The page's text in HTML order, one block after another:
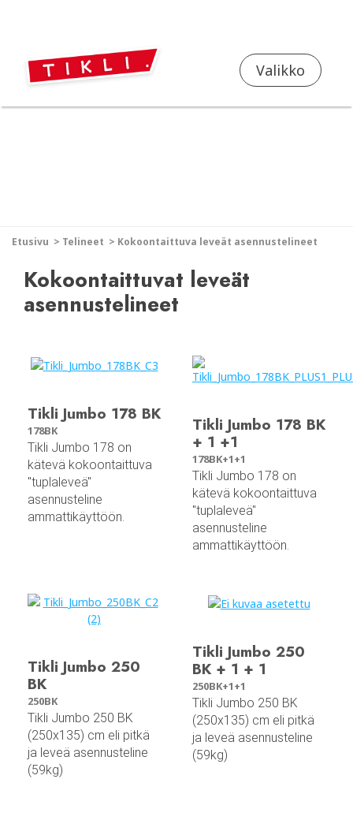
Valikko
Etusivu > Telineet > Kokoontaittuva leveät asennustelineet
Kokoontaittuvat leveät
asennustelineet
Tikli Jumbo 178 BK
178BK
Tikli Jumbo 178 on
kätevä kokoontaittuva
"tuplaleveä"
asennusteline
ammattikäyttöön.
Tikli Jumbo 178 BK
+ 1 +1
178BK+1+1
Tikli Jumbo 178 on
kätevä kokoontaittuva
"tuplaleveä"
asennusteline
ammattikäyttöön.
Tikli Jumbo 250
BK
250BK
Tikli Jumbo 250 BK
(250x135) cm eli pitkä
ja leveä asennusteline
(59kg)
Tikli Jumbo 250
BK + 1 + 1
250BK+1+1
Tikli Jumbo 250 BK
(250x135) cm eli pitkä
ja leveä asennusteline
(59kg)